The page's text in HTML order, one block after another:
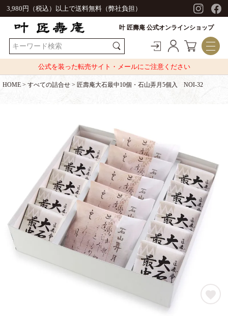
3,980円（税込）以上で送料無料（弊社負担）
叶 匠壽庵 公式オンラインショップ
公式を装った転売サイト・メールにご注意ください
HOME すべての詰合せ 匠壽庵大石最中10個・石山弄月5個入 NOI-32